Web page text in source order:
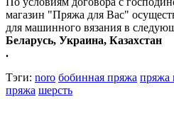
магазин "Пряжа для Вас"
для машинного вязания в
Беларусь, Украина, Казахстан
.
Тэги: noro бобинная пряжа пряжа
пряжа шерсть